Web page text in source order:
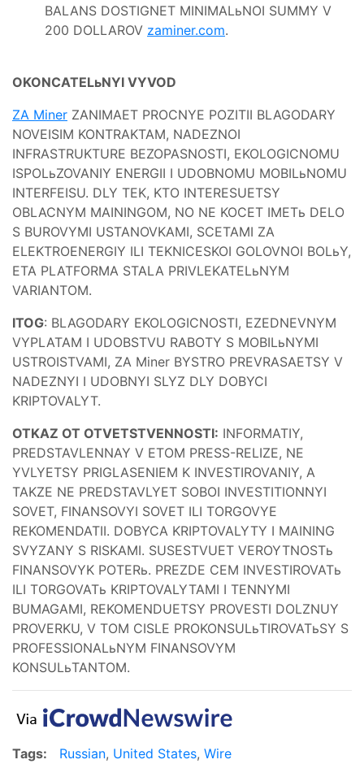
BALANS DOSTIGNET MINIMALьNOI SUMMY V
200 DOLLAROV zaminer.com.
OKONCATELьNYI VYVOD
ZA Miner ZANIMAET PROCNYE POZITII BLAGODARY
NOVEISIM KONTRAKTAM, NADEZNOI
INFRASTRUKTURE BEZOPASNOSTI, EKOLOGICNOMU
ISPOLьZOVANIY ENERGII I UDOBNOMU MOBILьNOMU
INTERFEISU. DLY TEK, KTO INTERESUETSY
OBLACNYM MAININGOM, NO NE KOCET IMETь DELO
S BUROVYMI USTANOVKAMI, SCETAMI ZA
ELEKTROENERGIY ILI TEKNICESKOI GOLOVNOI BOLьY,
ETA PLATFORMA STALA PRIVLEKATELьNYM
VARIANTOM.
ITOG: BLAGODARY EKOLOGICNOSTI, EZEDNEVNYM
VYPLATAM I UDOBSTVU RABOTY S MOBILьNYMI
USTROISTVAMI, ZA Miner BYSTRO PREVRASAETSY V
NADEZNYI I UDOBNYI SLYZ DLY DOBYCI
KRIPTOVALYT.
OTKAZ OT OTVETSTVENNOSTI: INFORMATIY,
PREDSTAVLENNAY V ETOM PRESS-RELIZE, NE
YVLYETSY PRIGLASENIEM K INVESTIROVANIY, A
TAKZE NE PREDSTAVLYET SOBOI INVESTITIONNYI
SOVET, FINANSOVYI SOVET ILI TORGOVYE
REKOMENDATII. DOBYCA KRIPTOVALYTY I MAINING
SVYZANY S RISKAMI. SUSESTVUET VEROYTNOSTь
FINANSOVYK POTERь. PREZDE CEM INVESTIROVATь
ILI TORGOVATь KRIPTOVALYTAMI I TENNYMI
BUMAGAMI, REKOMENDUETSY PROVESTI DOLZNUY
PROVERKU, V TOM CISLE PROKONSULьTIROVATьSY S
PROFESSIONALьNYM FINANSOVYM
KONSULьTANTOM.
Tags: Russian, United States, Wire